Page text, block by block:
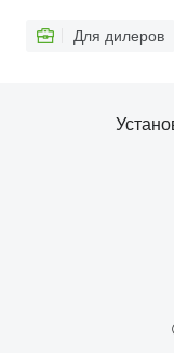
Для дилеров